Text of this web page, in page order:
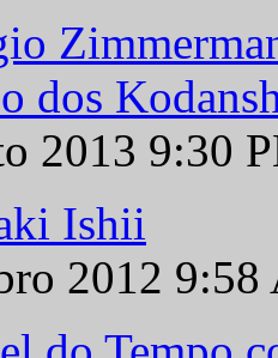
dos
2013 9:30
Ishii
2012